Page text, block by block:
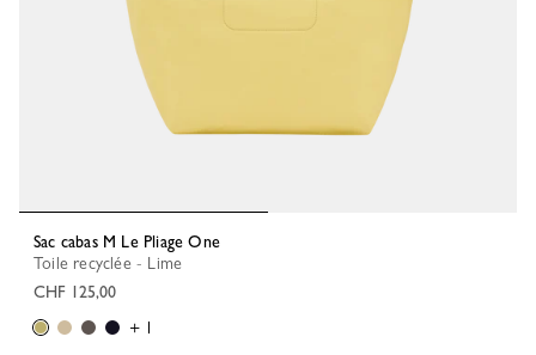
Sac cabas M Le Pliage One
Toile recyclée - Lime
CHF 125,00
+ 1